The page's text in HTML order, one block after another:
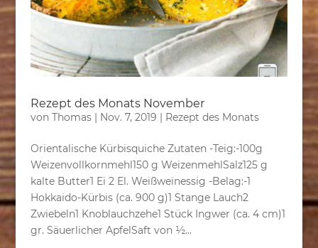
Rezept des Monats November
von Thomas| Nov. 7, 2019 | Rezept des Monats
Orientalische Kürbisquiche Zutaten -Teig:-100g
Weizenvollkornmehl150 g WeizenmehlSalz125 g
kalte Butter1 Ei 2 El. Weißweinessig -Belag:-1
Hokkaido-Kürbis (ca. 900 g)1 Stange Lauch2
Zwiebeln1 Knoblauchzehe1 Stück Ingwer (ca. 4 cm)1
gr. Säuerlicher ApfelSaft von ½...